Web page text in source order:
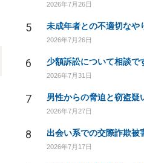
2026年7月26日
5
2026年7月26日
6 少額訴訟について相談で
2026年7月31日
7
2026年7月27日
8
2026年7月17日